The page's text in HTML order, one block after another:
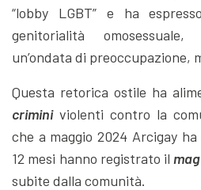
“lobby LGBT” e ha
genitorialità
un’ondata di preoccupazione,
Questa retorica ostile ha
criminiviolenti contro la
che a maggio 2024 Arcigay
12 mesi hanno registrato il
subite dalla comunità.